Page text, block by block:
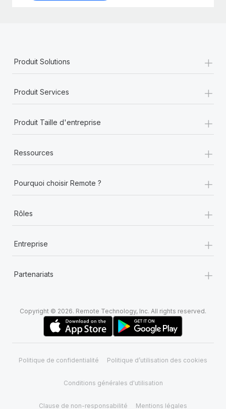
Produit Solutions +
Produit Services +
Produit Taille d'entreprise +
Ressources +
Pourquoi choisir Remote ? +
Rôles +
Entreprise +
Partenariats +
Copyright © 2026. Remote Technology, Inc. All rights reserved.
Politique de confidentialité Politique d’utilisation des cookies
Conditions générales d'utilisation
Clause de non-responsabilité Mentions légales